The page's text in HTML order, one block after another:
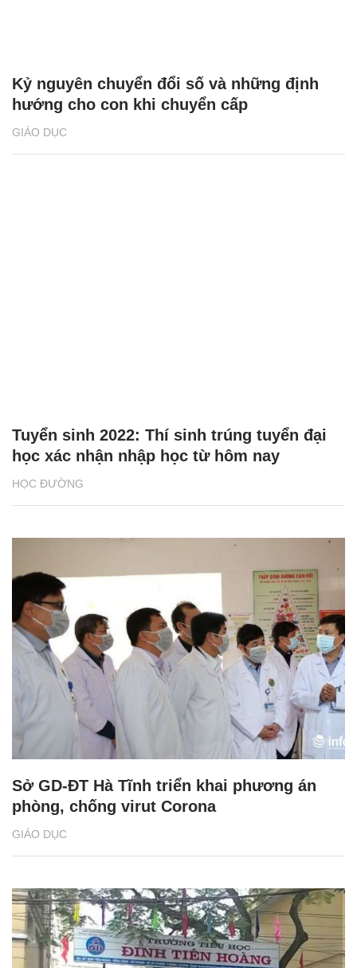
GIÁO DỤC
Kỷ nguyên chuyển đổi số và những định
hướng cho con khi chuyển cấp
HỌC ĐƯỜNG
Tuyển sinh 2022: Thí sinh trúng tuyển đại
học xác nhận nhập học từ hôm nay
GIÁO DỤC
Sở GD-ĐT Hà Tĩnh triển khai phương án
phòng, chống virut Corona